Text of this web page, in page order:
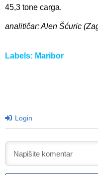
45,3 tone carga.
analitičar: Alen Šćuric
Labels: Maribor
Login